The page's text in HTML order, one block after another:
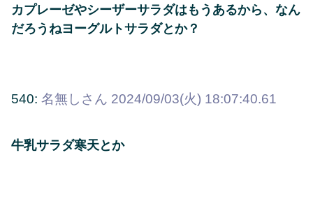
カプレーゼやシーザーサラダはもうあるから、なん
だろうねヨーグルトサラダとか？
540: 名無しさん 2024/09/03(火) 18:07:40.61
牛乳サラダ寒天とか